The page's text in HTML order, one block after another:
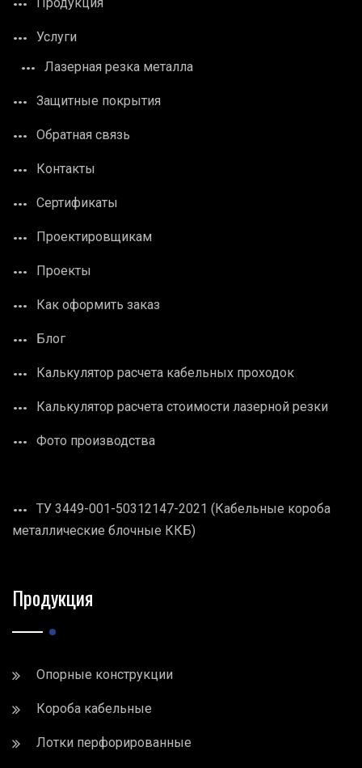
Продукция
Услуги
Лазерная резка металла
Защитные покрытия
Обратная связь
Контакты
Сертификаты
Проектировщикам
Проекты
Как оформить заказ
Блог
Калькулятор расчета кабельных проходок
Калькулятор расчета стоимости лазерной резки
Фото производства
ТУ 3449-001-50312147-2021 (Кабельные короба
металлические блочные ККБ)
Продукция
Опорные конструкции
Короба кабельные
Лотки перфорированные